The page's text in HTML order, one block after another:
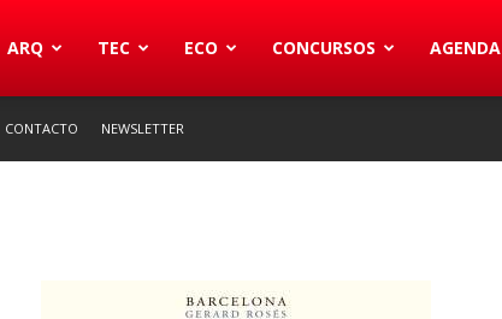
ARQ TEC ECO CONCURSOS AGENDA
CONTACTO NEWSLETTER